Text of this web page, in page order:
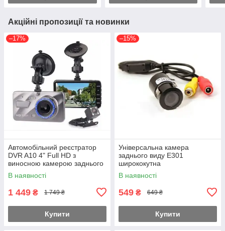
Акційні пропозиції та новинки
–17%
Автомобільний реєстратор
DVR A10 4" Full HD з
виносною камерою заднього
виду
В наявності
1 449 ₴ 1 749 ₴
Купити
–15%
Універсальна камера
заднього виду E301
ширококутна
В наявності
549 ₴ 649 ₴
Купити